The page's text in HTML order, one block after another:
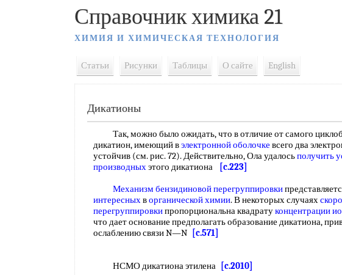
Справочник химика 21
ХИМИЯ И ХИМИЧЕСКАЯ ТЕХНОЛОГИЯ
Статьи Рисунки Таблицы О сайте English
Дикатионы
Так, можно было ожидать, что в отличие от самого
дикатион, имеющий вэлектронной оболочке всего два
устойчив (см. рис. 72). Действительно, Ола удалосьполучить
производныхэтого дикатиона
[c.223]
Механизм бензидиновой перегруппировки
интересныхворганической химии. В некоторых случаях
перегруппировкипропорциональна квадратуконцентрации
что дает основание предполагать образование дикатиона,
ослаблению связи N—N
[c.571]
НСМО дикатиона этилена
[c.2010]